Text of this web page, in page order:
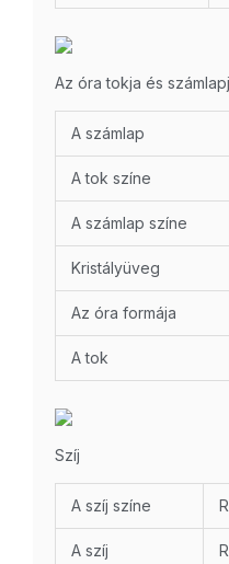
Az óra tokja és
A számlap
A tok színe
A számlap színe
Kristályüveg
Az óra formája
A tok
Szíj
A szíj színe
A szíj